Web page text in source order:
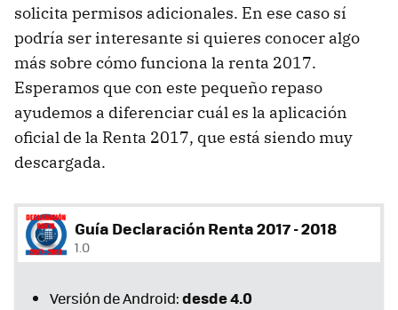
solicita permisos adicionales. En ese caso sí
podría ser interesante si quieres conocer algo
más sobre cómo funciona la renta 2017.
Esperamos que con este pequeño repaso
ayudemos a diferenciar cuál es la aplicación
oficial de la Renta 2017, que está siendo muy
descargada.
Guía Declaración Renta 2017 - 2018
1.0
Versión de Android:desde 4.0